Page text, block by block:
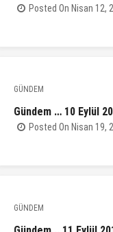
Posted On Nisan 12,
GÜNDEM
Gündem … 10 Eylül
Posted On Nisan 19,
GÜNDEM